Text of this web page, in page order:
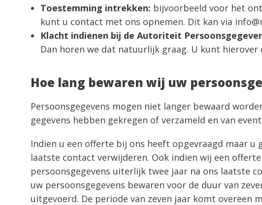
Toestemming intrekken: bijvoorbeeld voor het
kunt u contact met ons opnemen. Dit kan via
Klacht indienen bij de Autoriteit
Dan horen we dat natuurlijk graag. U kunt hierover
Hoe lang bewaren wij uw
Persoonsgegevens mogen niet langer bewaard
gegevens hebben gekregen of verzameld en van
Indien u een offerte bij ons heeft opgevraagd maar
laatste contact verwijderen. Ook indien wij een
persoonsgegevens uiterlijk twee jaar na ons laatste
uw persoonsgegevens bewaren voor de duur van
uitgevoerd. De periode van zeven jaar komt